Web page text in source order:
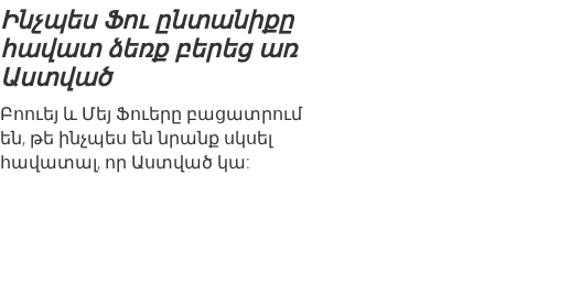
Ինչպես Ֆու ընտանիքը
հավատ ձեռք բերեց առ
Աստված
Բոուեյ և Մեյ Ֆուերը բացատրում
են, թե ինչպես են նրանք սկսել
հավատալ, որ Աստված կա: